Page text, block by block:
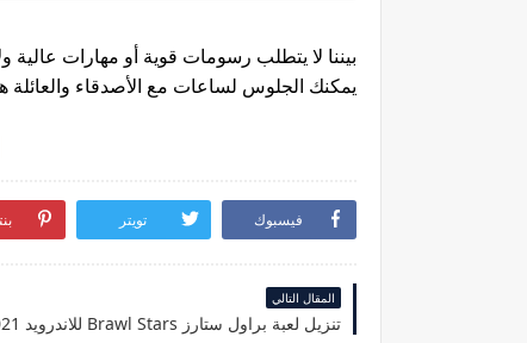
بيننا لا يتطلب رسومات قوية أو مهارات عالية
يمكنك الجلوس لساعات مع الأصدقاء
فيسبوك تويتر
المقال التالي
تنزيل لعبة براول ستارز Brawl Stars للاندرويد 2021